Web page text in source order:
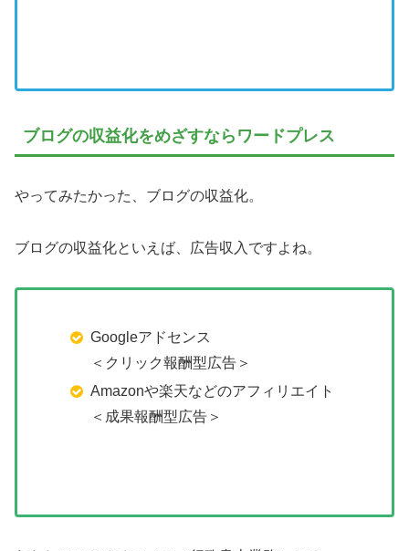
ブログの収益化をめざすならワードプレス
やってみたかった、ブログの収益化。
ブログの収益化といえば、広告収入ですよね。
Googleアドセンス
＜クリック報酬型広告＞
Amazonや楽天などのアフィリエイト
＜成果報酬型広告＞